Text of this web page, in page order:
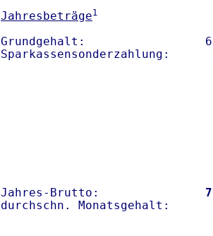
Jahresbeträge1
Grundgehalt:
Sparkassensonderzahlung:
Jahres-Brutto: